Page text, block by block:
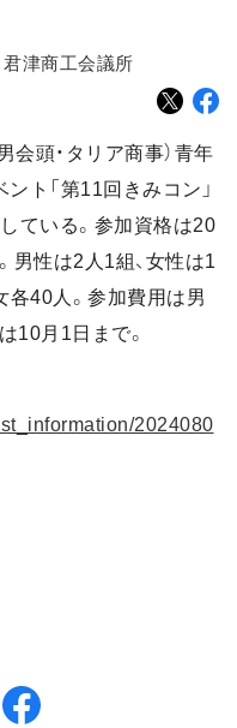
君津商工会議所
会頭・タリア商事）青年
ト「第11回きみコン」
ている。参加資格は20
男性は2人1組、女性は1
各40人。参加費用は男
10月1日まで。
2024080